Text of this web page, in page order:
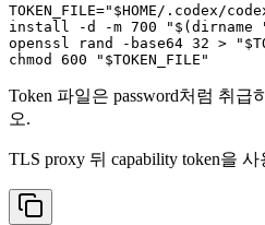
TOKEN_FILE=" $HOME /.codex/
install -d -m 700
" $(dirname
openssl rand - base64 32 > "
chmod
600 " $TOKEN_FILE "
Token 파일은 password처럼 취급
오.
TLS proxy 뒤 capability token을